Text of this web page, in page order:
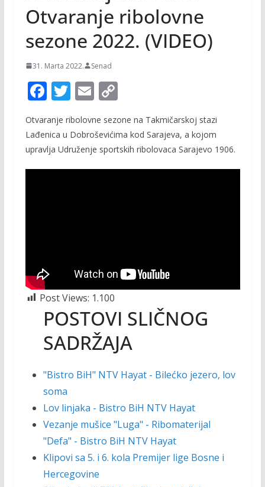
Otvaranje ribolovne
sezone 2022. (VIDEO)
31. Marta 2022. Senad
F
e
b
o
T
w
itt
er
E
ai
l
C
p
y
Li
Otvaranje ribolovne sezone na Takmičarskoj stazi
Lađenica u Dobroševićima kod Sarajeva, a kojom
upravlja Udruženje sportskih ribolovaca Sarajevo 1906.
Post Views: 1.100
POSTOVI SLIČNOG
SADRŽAJA
"Bistro BiH" NTV Hayat - Bilećko jezero, lov
soma
Lov linjaka - Bistro BiH NTV Hayat
Vezanje mušice "Luga" - Ribomaterijal
"Defa" - Bistro BiH NTV Hayat
Klipovi sa 5. i 6. kola Premijer lige Bosne i
Hercegovine